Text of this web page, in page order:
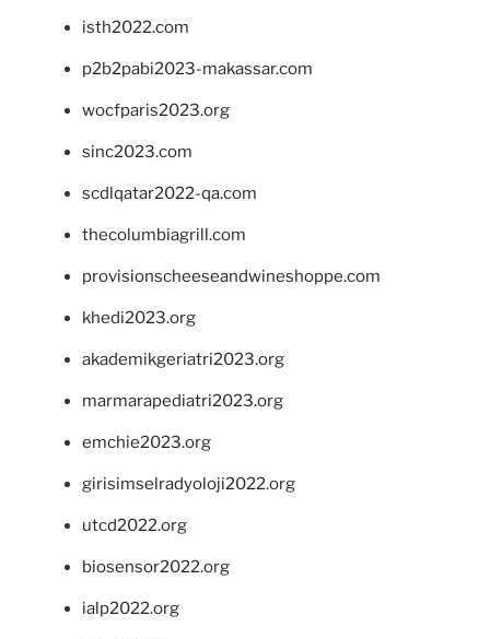
isth2022.com
p2b2pabi2023-makassar.com
wocfparis2023.org
sinc2023.com
scdlqatar2022-qa.com
thecolumbiagrill.com
provisionscheeseandwineshoppe.com
khedi2023.org
akademikgeriatri2023.org
marmarapediatri2023.org
emchie2023.org
girisimselradyoloji2022.org
utcd2022.org
biosensor2022.org
ialp2022.org